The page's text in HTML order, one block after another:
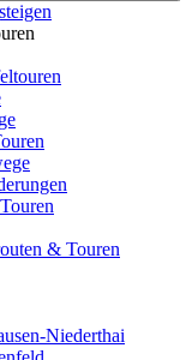
& Touren
Niederthai